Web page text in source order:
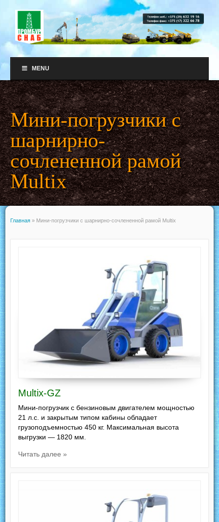
MENU
Мини-погрузчики с
шарнирно-
сочлененной рамой
Multix
Главная » Мини-погрузчики с шарнирно-сочлененной рамой Multix
Multix-GZ
Мини-погрузчик с бензиновым двигателем мощностью
21 л.с. и закрытым типом кабины обладает
грузоподъемностью 450 кг. Максимальная высота
выгрузки — 1820 мм.
Читать далее »